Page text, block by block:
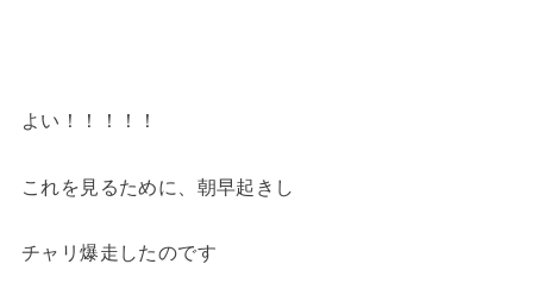
よい！！！！！
これを見るために、朝早起きし
チャリ爆走したのです